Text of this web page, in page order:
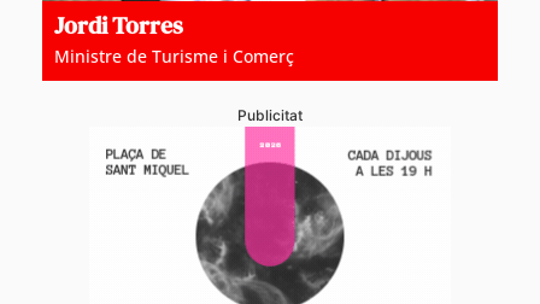
Jordi Torres
Ministre de Turisme i Comerç
Publicitat